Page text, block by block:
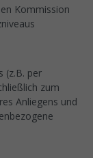
Kommission
(z.B. per
zum
Anliegens und